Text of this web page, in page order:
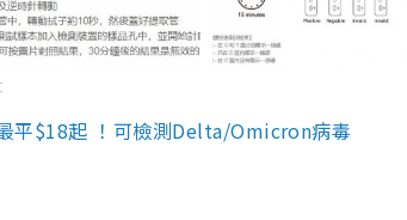
平$18起 ！可檢測Delta/Omicron病毒